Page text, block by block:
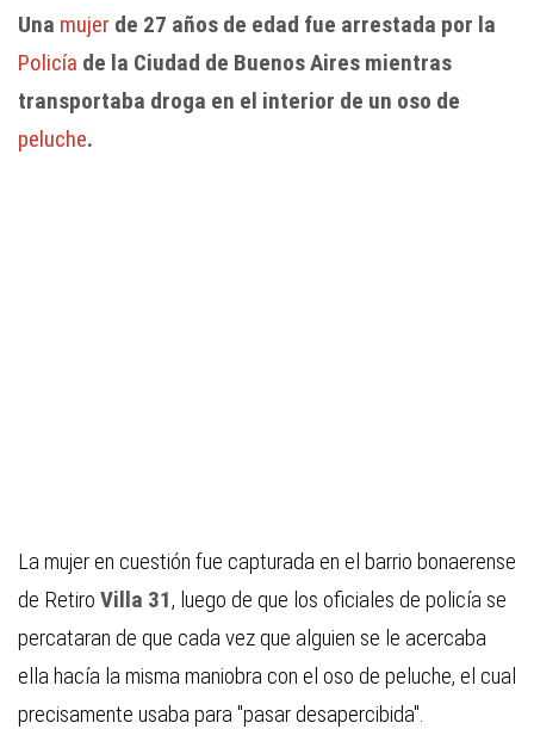
Una mujer de 27 años de edad fue arrestada por la
Policía de la Ciudad de Buenos Aires mientras
transportaba droga en el interior de un oso de
peluche.
La mujer en cuestión fue capturada en el barrio bonaerense
de Retiro Villa 31, luego de que los oficiales de policía se
percataran de que cada vez que alguien se le acercaba
ella hacía la misma maniobra con el oso de peluche, el cual
precisamente usaba para "pasar desapercibida".